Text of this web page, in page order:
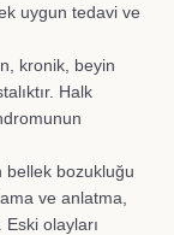
uygun tedavi ve
kronik, beyin
Halk
bellek bozukluğu
ve anlatma,
Eski olayları